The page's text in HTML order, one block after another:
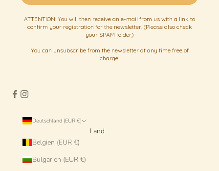
ATTENTION: You will then receive an e-mail from us with a link to
confirm your registration for the newsletter. (Please also check
your SPAM folder)
You can unsubscribe from the newsletter at any time free of
charge.
Deutschland (EUR €)
Land
Belgien (EUR €)
Bulgarien (EUR €)